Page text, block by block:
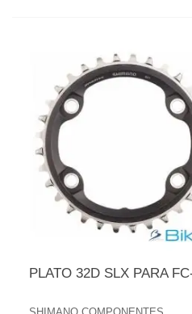
PLATO 32D SLX PARA
SHIMANO COMPONENTES